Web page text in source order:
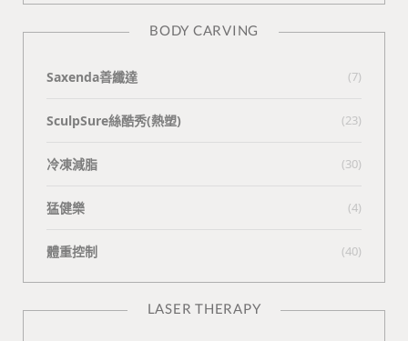
BODY CARVING
Saxenda善纖達 (7)
SculpSure絲酷秀(熱塑) (23)
冷凍減脂 (30)
猛健樂 (4)
體重控制 (40)
LASER THERAPY